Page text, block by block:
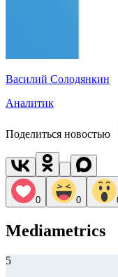
Василий Солодянкин
Аналитик
Поделиться новостью
0 0
Mediametrics
5